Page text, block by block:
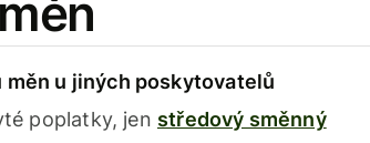
u jiných poskytovatelů
poplatky, jen středový směnný